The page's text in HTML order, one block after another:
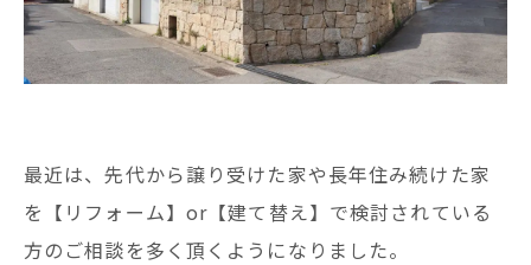
最近は、先代から譲り受けた家や長年住み続けた家
を【リフォーム】or【建て替え】で検討されている
方のご相談を多く頂くようになりました。